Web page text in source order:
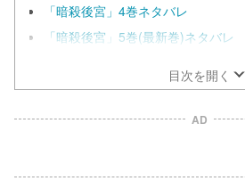
「暗殺後宮」4巻ネタバレ
「暗殺後宮」5巻(最新巻)ネタバレ
目次を開く
AD